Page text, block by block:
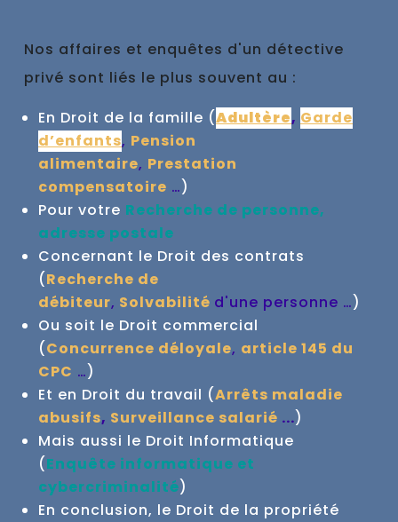
Nos affaires et enquêtes d'un détective
privé sont liés le plus souvent au :
En Droit de la famille (Adultère, Garde
d’enfants, Pension
alimentaire, Prestation
compensatoire …)
Pour votre Recherche de personne,
adresse postale
Concernant le Droit des contrats
(Recherche de
débiteur, Solvabilité d'une personne …)
Ou soit le Droit commercial
(Concurrence déloyale, article 145 du
CPC …)
Et en Droit du travail (Arrêts maladie
abusifs, Surveillance salarié ...)
Mais aussi le Droit Informatique
(Enquête informatique et
cybercriminalité)
En conclusion, le Droit de la propriété